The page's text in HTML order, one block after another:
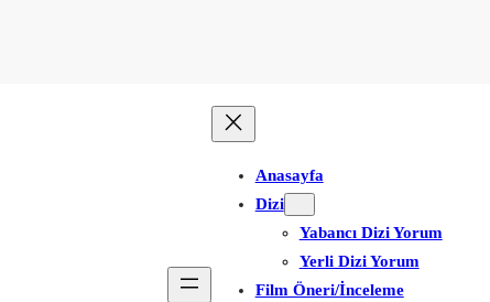
Anasayfa
Dizi
Yabancı Dizi Yorum
Yerli Dizi Yorum
Film Öneri/İnceleme